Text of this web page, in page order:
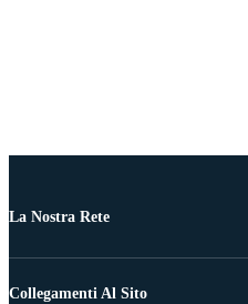
La Nostra Rete
Collegamenti Al Sito